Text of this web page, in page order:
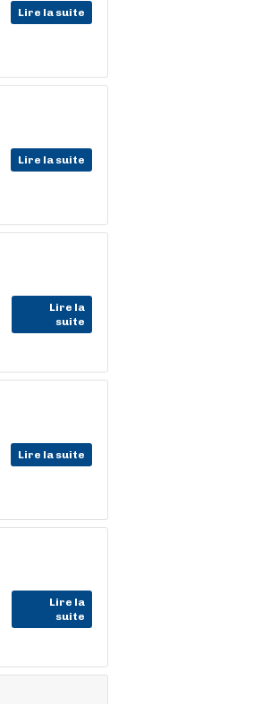
Lire la suite
Lire la suite
Lire la
suite
Lire la suite
Lire la
suite